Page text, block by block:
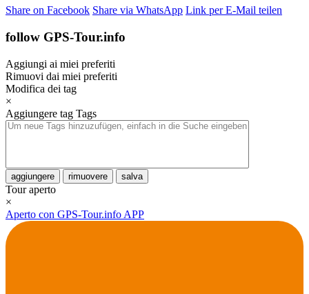
Share on Facebook Share via WhatsApp Link per E-Mail teilen
follow GPS-Tour.info
Aggiungi ai miei preferiti
Rimuovi dai miei preferiti
Modifica dei tag
×
Aggiungere tag Tags
aggiungere rimuovere salva
Tour aperto
×
Aperto con GPS-Tour.info APP